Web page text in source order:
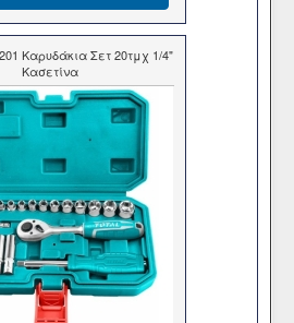
Καρυδάκια Σετ 20τμχ 1/4"
Κασετίνα